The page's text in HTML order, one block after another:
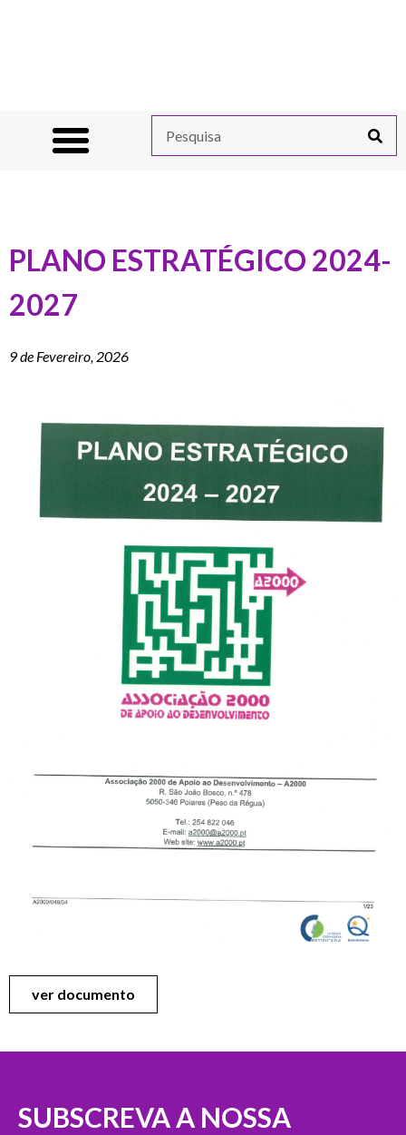
PLANO ESTRATÉGICO 2024-
2027
9 de Fevereiro, 2026
ver documento
SUBSCREVA A NOSSA